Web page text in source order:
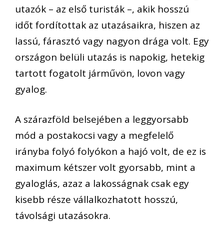
utazók – az első turisták –, akik hosszú
időt fordítottak az utazásaikra, hiszen az
lassú, fárasztó vagy nagyon drága volt. Egy
országon belüli utazás is napokig, hetekig
tartott fogatolt járművön, lovon vagy
gyalog.
A szárazföld belsejében a leggyorsabb
mód a postakocsi vagy a megfelelő
irányba folyó folyókon a hajó volt, de ez is
maximum kétszer volt gyorsabb, mint a
gyaloglás, azaz a lakosságnak csak egy
kisebb része vállalkozhatott hosszú,
távolsági utazásokra.